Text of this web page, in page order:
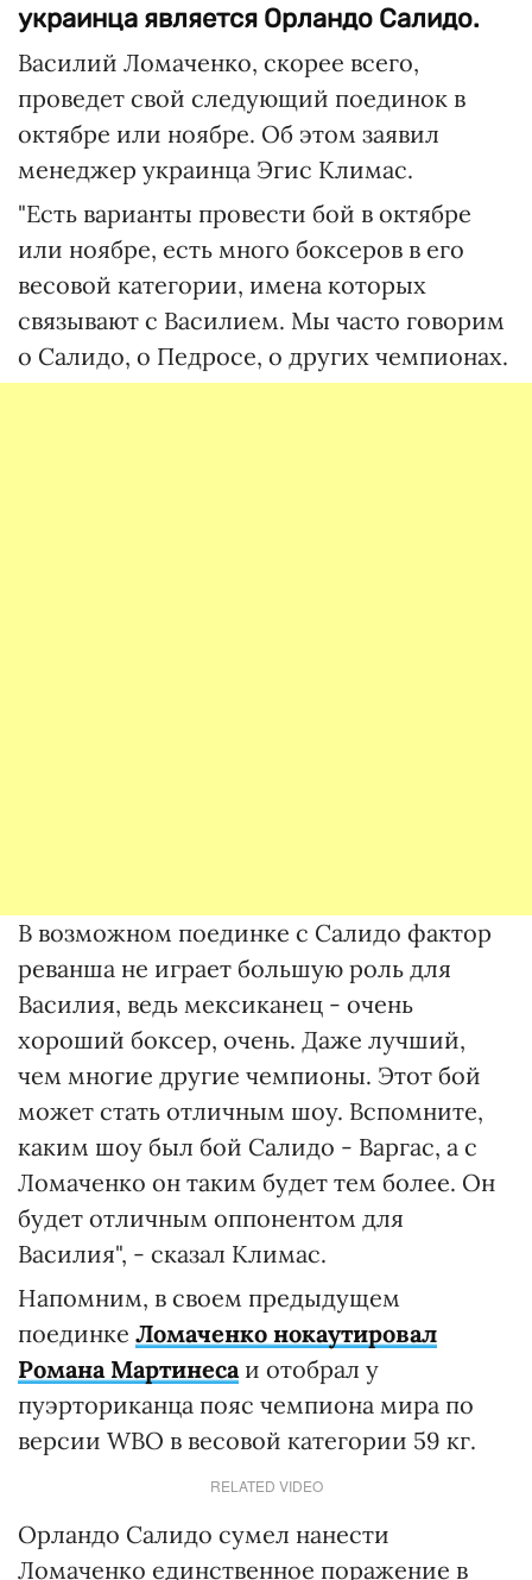
украинца является Орландо Салидо.
Василий Ломаченко, скорее всего,
проведет свой следующий поединок в
октябре или ноябре. Об этом заявил
менеджер украинца Эгис Климас.
"Есть варианты провести бой в октябре
или ноябре, есть много боксеров в его
весовой категории, имена которых
связывают с Василием. Мы часто говорим
о Салидо, о Педросе, о других чемпионах.
В возможном поединке с Салидо фактор
реванша не играет большую роль для
Василия, ведь мексиканец - очень
хороший боксер, очень. Даже лучший,
чем многие другие чемпионы. Этот бой
может стать отличным шоу. Вспомните,
каким шоу был бой Салидо - Варгас, а с
Ломаченко он таким будет тем более. Он
будет отличным оппонентом для
Василия", - сказал Климас.
Напомним, в своем предыдущем
поединке Ломаченко нокаутировал
Романа Мартинесаи отобрал у
пуэрториканца пояс чемпиона мира по
версии WBO в весовой категории 59 кг.
RELATED VIDEO
Орландо Салидо сумел нанести
Ломаченко единственное поражение в